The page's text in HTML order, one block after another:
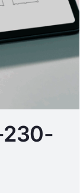
230-